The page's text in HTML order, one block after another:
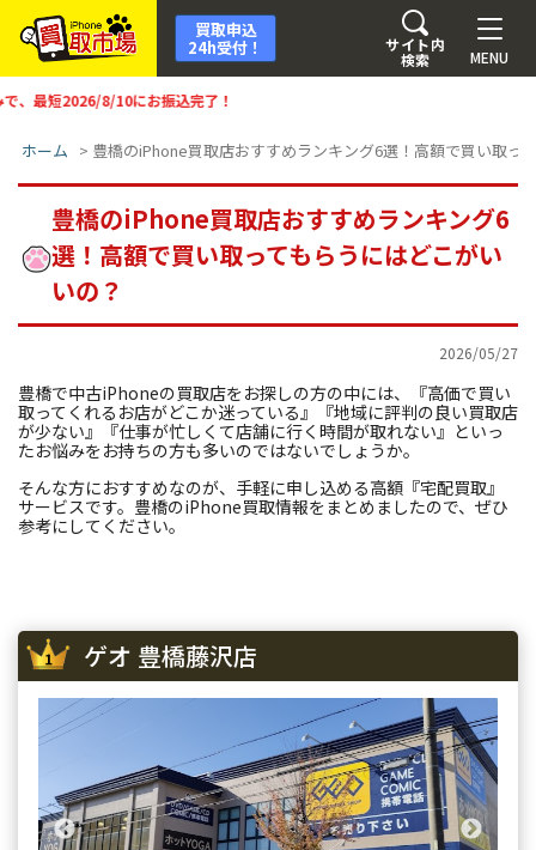
MENU
サイト内
検索
買取申込
24h受付！
10にお振込完了！
ホーム > 豊橋のiPhone買取店おすすめランキング6選！高額で買い取っ
豊橋のiPhone買取店おすすめランキング6
選！高額で買い取ってもらうにはどこがい
いの？
2026/05/27
豊橋で中古iPhoneの買取店をお探しの方の中には、『高価で買い
取ってくれるお店がどこか迷っている』『地域に評判の良い買取店
が少ない』『仕事が忙しくて店舗に行く時間が取れない』といっ
たお悩みをお持ちの方も多いのではないでしょうか。
そんな方におすすめなのが、手軽に申し込める高額『宅配買取』
サービスです。豊橋のiPhone買取情報をまとめましたので、ぜひ
参考にしてください。
ゲオ 豊橋藤沢店